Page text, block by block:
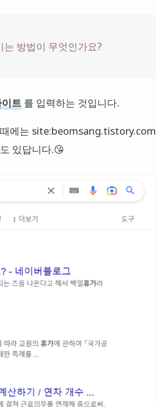
방법이 무엇인가요?
트 를 입력하는 것입니다.
때에는 site:beomsang.tistory.com
있답니다.😘